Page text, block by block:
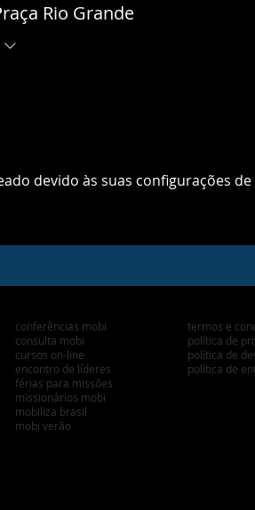
Rio Grande
devido às suas configurações
conferências mobi
consulta mobi
cursos on-line
encontro de líderes
férias para missões
missionários mobi
mobiliza brasil
mobi verão
termos e
política de
política de
política de